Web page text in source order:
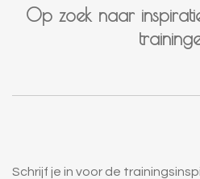
Op zoek naar
Schrijf je in voor de